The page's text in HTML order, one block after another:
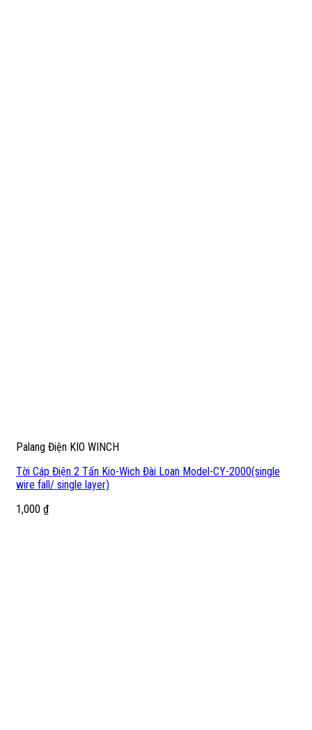
Palang Điện KIO WINCH
Tời Cáp Điện 2 Tấn Kio-Wich Đài Loan Model-CY-2000(single
wire fall/ single layer)
1,000 ₫